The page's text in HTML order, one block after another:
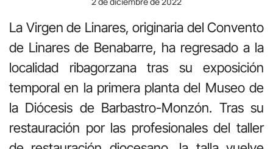
La Virgen de Linares, originaria del Convento
de Linares de Benabarre, ha regresado a la
localidad ribagorzana tras su exposición
temporal en la primera planta del Museo de
la Diócesis de Barbastro-Monzón. Tras su
restauración por las profesionales del taller